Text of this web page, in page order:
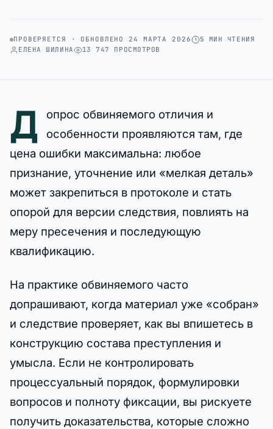
ПРОВЕРЯЕТСЯ · ОБНОВЛЕНО 24 МАРТА 2026
5 МИН ЧТЕНИЯ
ЕЛЕНА ШИЛИНА
13 747 ПРОСМОТРОВ
Д
опрос обвиняемого отличия и
особенности проявляются там, где
цена ошибки максимальна: любое
признание, уточнение или «мелкая деталь»
может закрепиться в протоколе и стать
опорой для версии следствия, повлиять на
меру пресечения и последующую
квалификацию.
На практике обвиняемого часто
допрашивают, когда материал уже «собран»
и следствие проверяет, как вы впишетесь в
конструкцию состава преступления и
умысла. Если не контролировать
процессуальный порядок, формулировки
вопросов и полноту фиксации, вы рискуете
получить доказательства, которые сложно